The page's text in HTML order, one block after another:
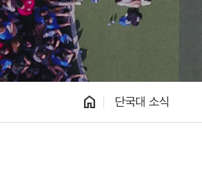
home 단국대 소식